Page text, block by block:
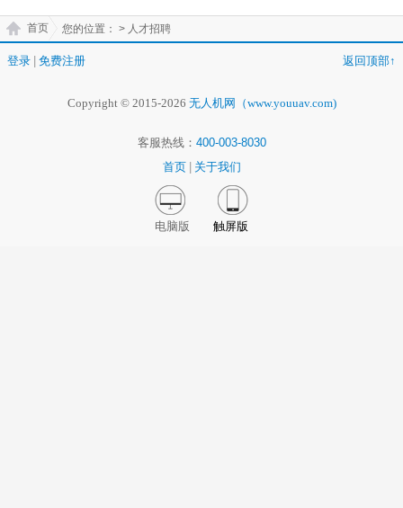
您的位置：
首页 > 人才招聘
登录 免费注册 返回顶部↑
Copyright © 2015-2026 无人机网（www.youuav.com)
客服热线： 400-003-8030
首页
关于我们
电脑版 触屏版